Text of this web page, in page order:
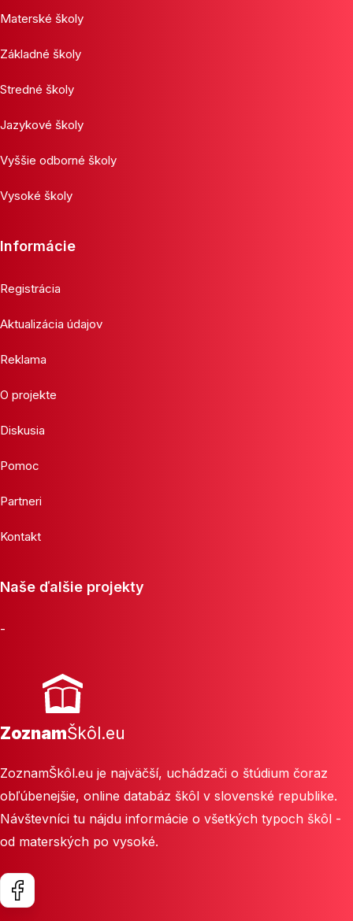
Materské školy
Základné školy
Stredné školy
Jazykové školy
Vyššie odborné školy
Vysoké školy
Informácie
Registrácia
Aktualizácia údajov
Reklama
O projekte
Diskusia
Pomoc
Partneri
Kontakt
Naše ďalšie projekty
-
ZoznamŠkôl.eu
ZoznamŠkôl.eu je najväčší, uchádzači o štúdium čoraz
obľúbenejšie, online databáz škôl v slovenské republike.
Návštevníci tu nájdu informácie o všetkých typoch škôl -
od materských po vysoké.